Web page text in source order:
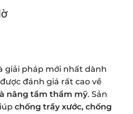
giải pháp mới nhất dành
đánh giá rất cao về
nâng tầm thẩm mỹ. Sản
chống trầy xước, chống